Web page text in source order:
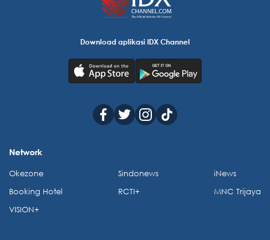
Download aplikasi IDX Channel
Network
Okezone
Booking Hotel
VISION+
Sindonews
RCTI+
iNews
MNC Trijaya